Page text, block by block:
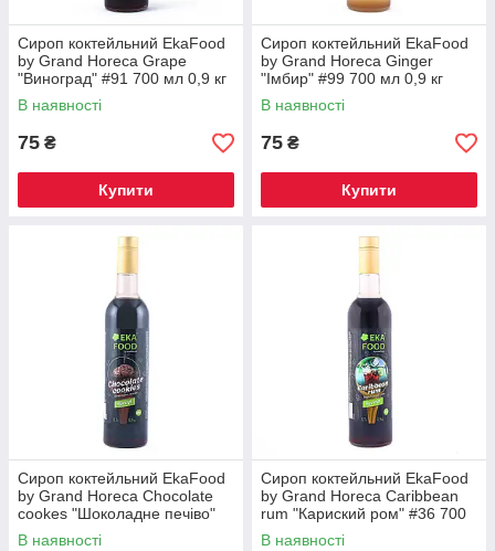
Сироп коктейльний EkaFood
by Grand Horeca Grape
"Виноград" #91 700 мл 0,9 кг
СКЛО
В наявності
75 ₴
Купити
Сироп коктейльний EkaFood
by Grand Horeca Ginger
"Імбир" #99 700 мл 0,9 кг
СКЛО
В наявності
75 ₴
Купити
Сироп коктейльний EkaFood
by Grand Horeca Chocolate
cookes "Шоколадне печіво"
#85 700 мл 0,9 кг СКЛО
В наявності
Сироп коктейльний EkaFood
by Grand Horeca Caribbean
rum "Кариский ром" #36 700
мл 0,9 кг СКЛО
В наявності